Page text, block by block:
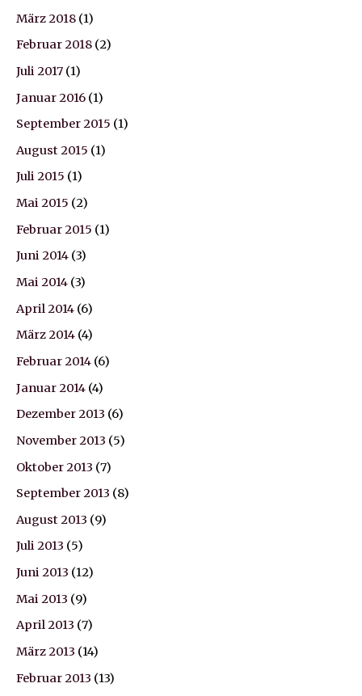
März 2018 (1)
Februar 2018 (2)
Juli 2017 (1)
Januar 2016 (1)
September 2015 (1)
August 2015 (1)
Juli 2015 (1)
Mai 2015 (2)
Februar 2015 (1)
Juni 2014 (3)
Mai 2014 (3)
April 2014 (6)
März 2014 (4)
Februar 2014 (6)
Januar 2014 (4)
Dezember 2013 (6)
November 2013 (5)
Oktober 2013 (7)
September 2013 (8)
August 2013 (9)
Juli 2013 (5)
Juni 2013 (12)
Mai 2013 (9)
April 2013 (7)
März 2013 (14)
Februar 2013 (13)